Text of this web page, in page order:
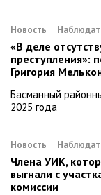
Новость
«В деле
преступления»:
Григория
Басманный
2025 года
Новость
Члена УИК,
выгнали с
комиссии